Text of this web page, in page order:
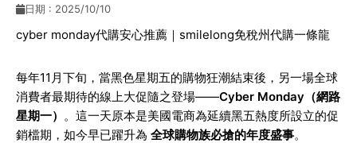
最新公告
日期 : 2025/10/10
cyber monday代購安心推薦｜smilelong免稅州代購一條龍
每年11月下旬，當黑色星期五的購物狂潮結束後，另一場全球
消費者最期待的線上大促隨之登場——Cyber Monday（網路
星期一） 。這一天原本是美國電商為延續黑五熱度所設立的促
銷檔期，如今早已躍升為 全球購物族必搶的年度盛事。